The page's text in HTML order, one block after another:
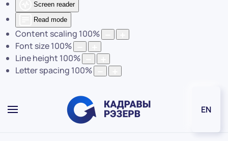
Screen reader
Read mode
Content scaling 100%
Font size100%
Line height 100%
Letter spacing 100%
EN